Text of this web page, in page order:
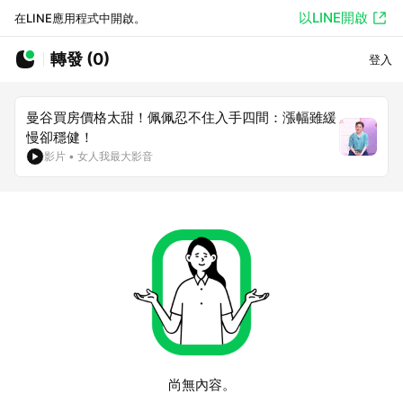
在LINE應用程式中開啟。 以LINE開啟
轉發 (0) 登入
曼谷買房價格太甜！佩佩忍不住入手四間：漲幅雖緩
慢卻穩健！
影片 • 女人我最大影音
尚無內容。